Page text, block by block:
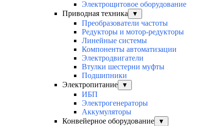
Электрощитовое оборудование
Приводная техника
▼
Преобразователи частоты
Редукторы и мотор-редукторы
Линейные системы
Компоненты автоматизации
Электродвигатели
Втулки шестерни муфты
Подшипники
Электропитание
▼
ИБП
Электрогенераторы
Аккумуляторы
Конвейерное оборудование
▼